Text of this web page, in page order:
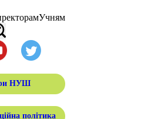
Учням
НУШ
політика